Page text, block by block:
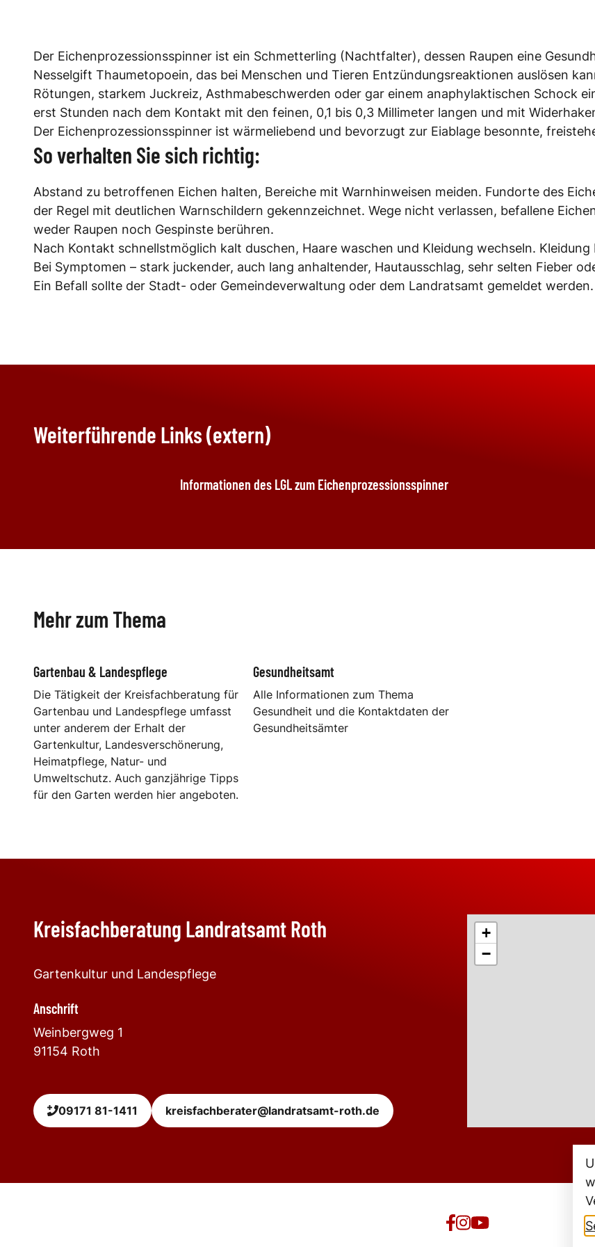
Der Eichenprozessionsspinner ist ein Schmetterling (Nachtfalter), dessen Raupen eine
Nesselgift Thaumetopoein, das bei Menschen und Tieren Entzündungsreaktionen auslösen
Rötungen, starkem Juckreiz, Asthmabeschwerden oder gar einem anaphylaktischen Schock
erst Stunden nach dem Kontakt mit den feinen, 0,1 bis 0,3 Millimeter langen und mit
Der Eichenprozessionsspinner ist wärmeliebend und bevorzugt zur Eiablage besonnte,
So verhalten Sie sich richtig:
Abstand zu betroffenen Eichen halten, Bereiche mit Warnhinweisen meiden. Fundorte des
der Regel mit deutlichen Warnschildern gekennzeichnet. Wege nicht verlassen, befallene
weder Raupen noch Gespinste berühren.
Nach Kontakt schnellstmöglich kalt duschen, Haare waschen und Kleidung wechseln.
Bei Symptomen – stark juckender, auch lang anhaltender, Hautausschlag, sehr selten Fieber
Ein Befall sollte der Stadt- oder Gemeindeverwaltung oder dem Landratsamt gemeldet werden.
Weiterführende Links (extern)
Informationen des LGL zum Eichenprozessionsspinner
Mehr zum Thema
Gartenbau & Landespflege
Die Tätigkeit der Kreisfachberatung für
Gartenbau und Landespflege umfasst
unter anderem der Erhalt der
Gartenkultur, Landesverschönerung,
Heimatpflege, Natur- und
Umweltschutz. Auch ganzjährige Tipps
für den Garten werden hier angeboten.
Gesundheitsamt
Alle Informationen zum Thema
Gesundheit und die Kontaktdaten der
Gesundheitsämter
Kreisfachberatung Landratsamt Roth
Gartenkultur und Landespflege
Anschrift
Weinbergweg 1
91154 Roth
09171 81-1411 kreisfachberater@landratsamt-roth.de
+
−